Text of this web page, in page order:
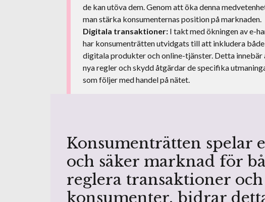
de kan utöva dem. Genom att öka denna
man stärka konsumenternas position på marknaden.
Digitala transaktioner: I takt med ökningen av e-
har konsumenträtten utvidgats till att inkludera både
digitala produkter och online-tjänster. Detta innebär
nya regler och skydd åtgärdar de specifika
som följer med handel på nätet.
Konsumenträtten spelar
och säker marknad för
reglera transaktioner
konsumenter, bidrar